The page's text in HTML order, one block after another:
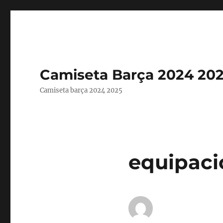
Camiseta Barça 2024
Camiseta barça 2024 2025